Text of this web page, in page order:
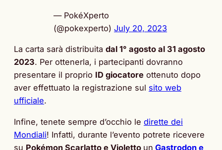
— PokéXperto
(@pokexperto) July 20, 2023
La carta sarà distribuita dal 1° agosto al 31 agosto
2023. Per ottenerla, i partecipanti dovranno
presentare il proprio ID giocatore ottenuto dopo
aver effettuato la registrazione sul sito web
ufficiale.
Infine, tenete sempre d’occhio le dirette dei
Mondiali! Infatti, durante l’evento potrete ricevere
su Pokémon Scarlatto e Violetto un Gastrodon e